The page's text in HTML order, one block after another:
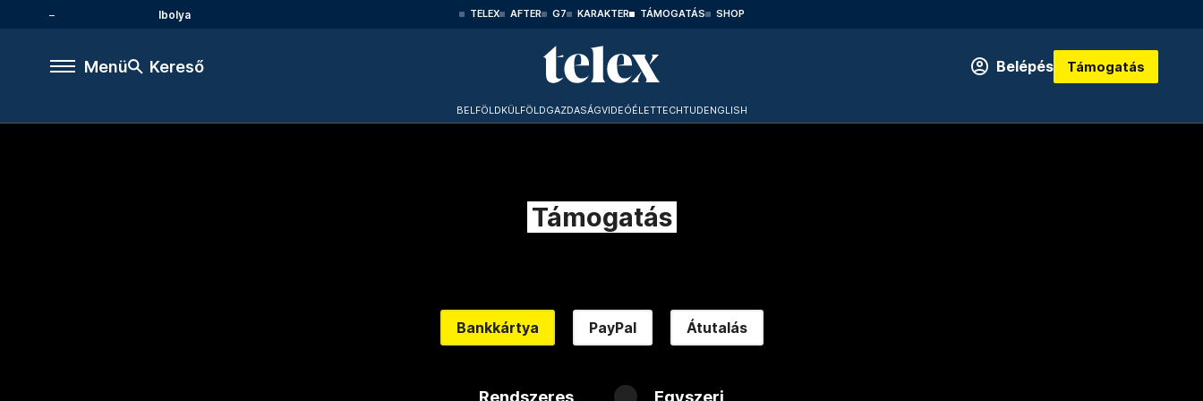
Ibolya TELEX AFTER G7 KARAKTER TÁMOGATÁS SHOP
Menü Kereső Belépés Támogatás
BELFÖLDKÜLFÖLDGAZDASÁGVIDEÓÉLETTECHTUDENGLISH
Támogatás
Bankkártya PayPal Átutalás
Rendszeres Egyszeri